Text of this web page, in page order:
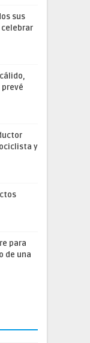
sus
celebrar
y
para
de una